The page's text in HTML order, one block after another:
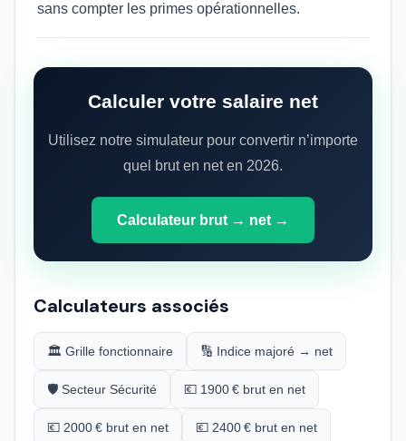
sans compter les primes opérationnelles.
Calculer votre salaire net
Utilisez notre simulateur pour convertir n’importe
quel brut en net en 2026.
Calculateur brut → net →
Calculateurs associés
🏛️ Grille fonctionnaire 🔢 Indice majoré → net
🛡️ Secteur Sécurité 💶 1900 € brut en net
💶 2000 € brut en net 💶 2400 € brut en net